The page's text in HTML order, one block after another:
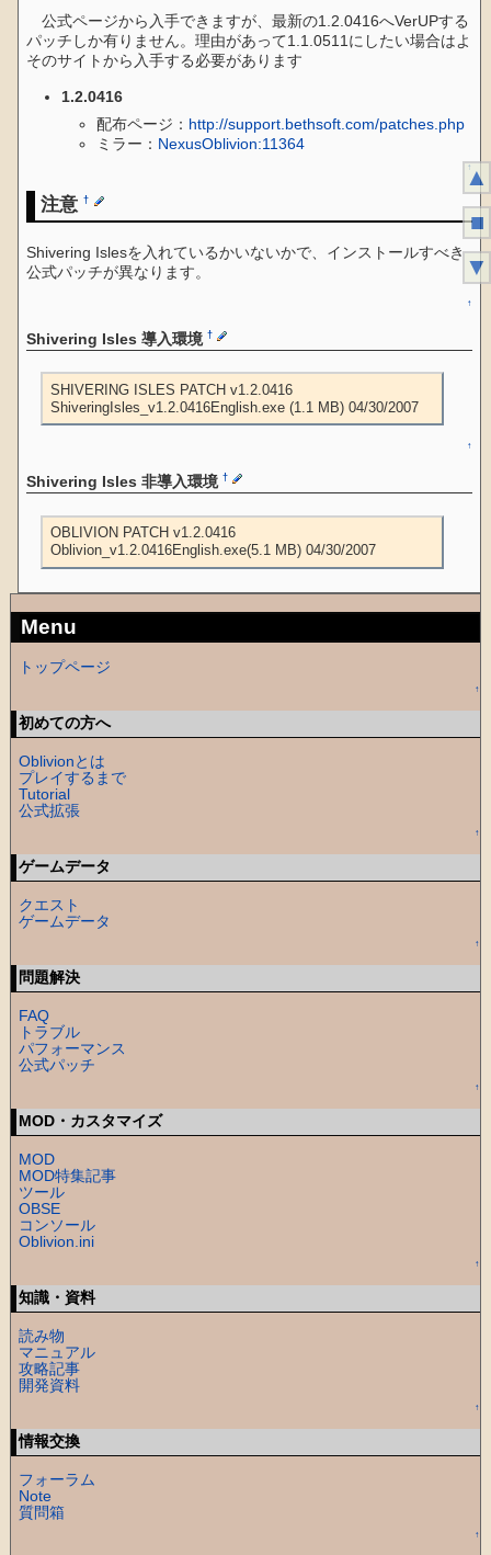
公式ページから入手できますが、最新の1.2.0416へVerUPする
パッチしか有りません。理由があって1.1.0511にしたい場合はよ
そのサイトから入手する必要があります
1.2.0416
配布ページ： http://support.bethsoft.com/patches.php
ミラー： NexusOblivion:11364
↑
注意†
Shivering Islesを入れているかいないかで、インストールすべき
公式パッチが異なります。
↑
Shivering Isles 導入環境†
SHIVERING ISLES PATCH v1.2.0416
ShiveringIsles_v1.2.0416English.exe (1.1 MB) 04/30/2007
↑
Shivering Isles 非導入環境†
OBLIVION PATCH v1.2.0416
Oblivion_v1.2.0416English.exe(5.1 MB) 04/30/2007
Menu
トップページ
↑
初めての方へ
Oblivionとは
プレイするまで
Tutorial
公式拡張
↑
ゲームデータ
クエスト
ゲームデータ
↑
問題解決
FAQ
トラブル
パフォーマンス
公式パッチ
↑
MOD・カスタマイズ
MOD
MOD特集記事
ツール
OBSE
コンソール
Oblivion.ini
↑
知識・資料
読み物
マニュアル
攻略記事
開発資料
↑
情報交換
フォーラム
Note
質問箱
↑
▲
■
▼